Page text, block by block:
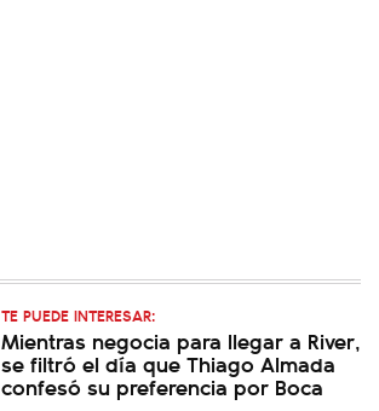
TE PUEDE INTERESAR:
Mientras negocia para llegar a River,
se filtró el día que Thiago Almada
confesó su preferencia por Boca